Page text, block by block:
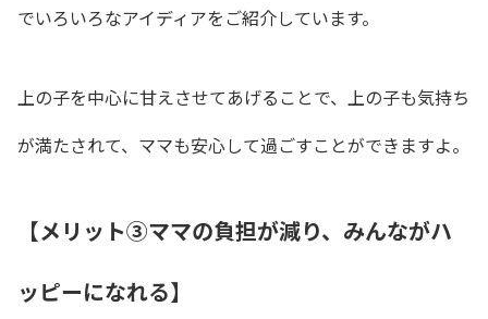
でいろいろなアイディアをご紹介しています。
上の子を中心に甘えさせてあげることで、上の子も気持ち
が満たされて、ママも安心して過ごすことができますよ。
【メリット③ママの負担が減り、みんながハ
ッピーになれる】